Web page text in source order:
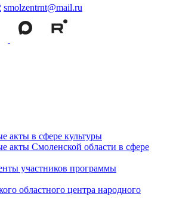
smolzentrnt@mail.ru
акты в сфере культуры
акты Смоленской области в сфере
участников программы
областного центра народного